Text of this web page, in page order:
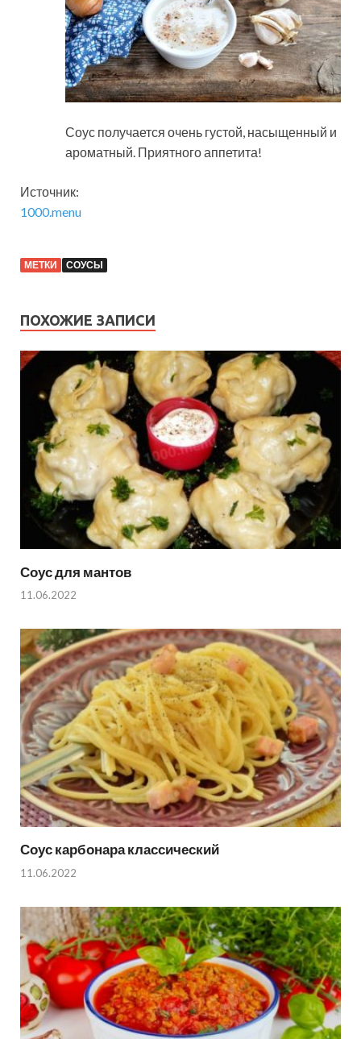
Соус получается очень густой, насыщенный и
ароматный. Приятного аппетита!
Источник:
1000.menu
МЕТКИ СОУСЫ
ПОХОЖИЕ ЗАПИСИ
Соус для мантов
11.06.2022
Соус карбонара классический
11.06.2022